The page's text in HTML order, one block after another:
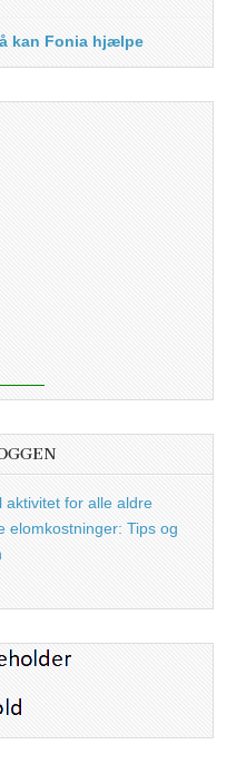
kan Fonia hjælpe
for alle aldre
elomkostninger: Tips og